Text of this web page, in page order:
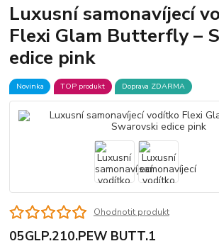
Luxusní samonavíjecí
Flexi Glam Butterfly –
edice pink
Novinka TOP produkt Doprava ZDARMA
Ohodnotit produkt
05GLP.210.PEW BUTT.1